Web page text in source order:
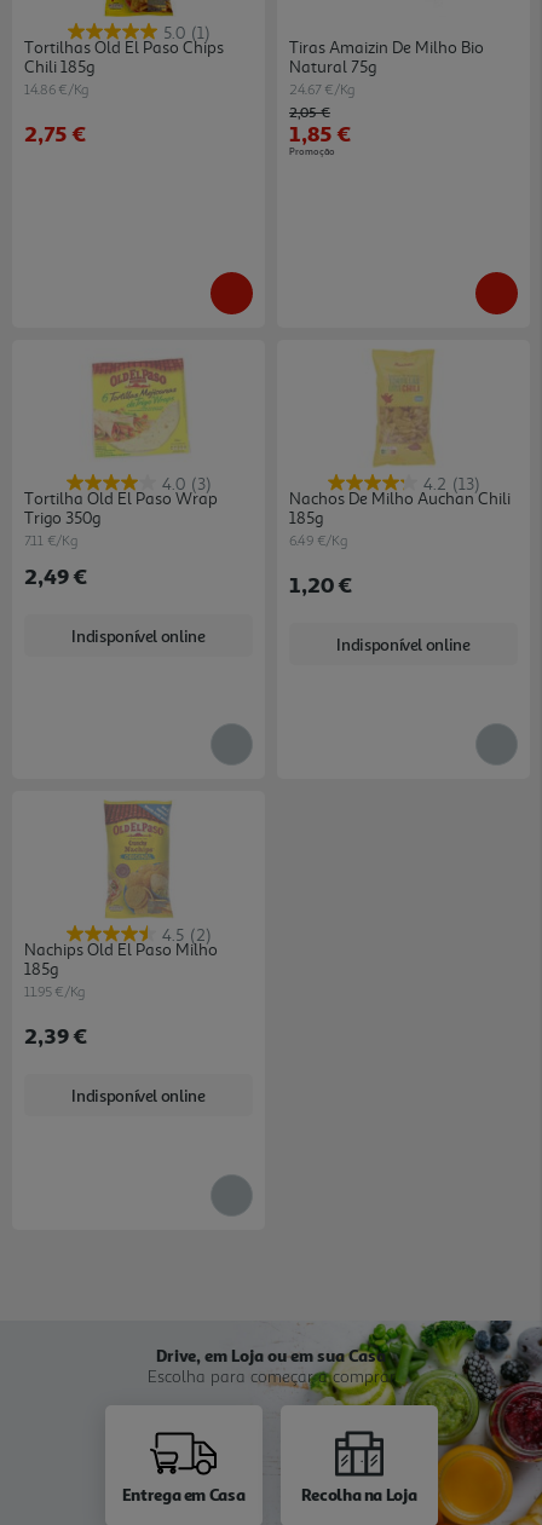
5.0 (1)
Tortilhas Old El Paso Chips
Chili 185g
14.86 €/Kg
2,75 €
Tiras Amaizin De Milho Bio
Natural 75g
24.67 €/Kg
Price reduced from
2,05 €to
1,85 €
Promoção
4.0 (3)
Tortilha Old El Paso Wrap
Trigo 350g
7.11 €/Kg
2,49 €
Indisponível online
4.2 (13)
Nachos De Milho Auchan Chili
185g
6.49 €/Kg
1,20 €
Indisponível online
4.5 (2)
Nachips Old El Paso Milho
185g
11.95 €/Kg
2,39 €
Indisponível online
Drive, em Loja ou em sua Casa
Escolha para começar a comprar
Entrega em Casa Recolha na Loja